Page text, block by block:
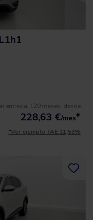
entrada, 120 meses, desde
228,63 €/mes*
*Ver ejemplo TAE 11,53%